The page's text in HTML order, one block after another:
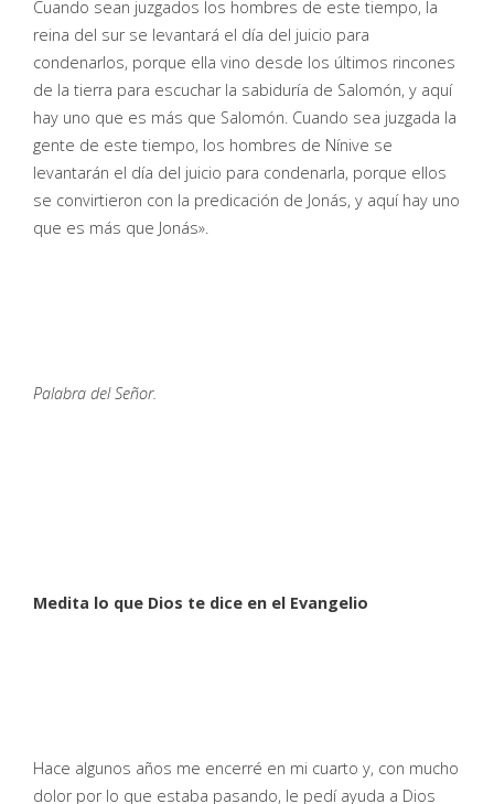
Cuando sean juzgados los hombres de este tiempo, la
reina del sur se levantará el día del juicio para
condenarlos, porque ella vino desde los últimos rincones
de la tierra para escuchar la sabiduría de Salomón, y aquí
hay uno que es más que Salomón. Cuando sea juzgada la
gente de este tiempo, los hombres de Nínive se
levantarán el día del juicio para condenarla, porque ellos
se convirtieron con la predicación de Jonás, y aquí hay uno
que es más que Jonás».
Palabra del Señor.
Medita lo que Dios te dice en el Evangelio
Hace algunos años me encerré en mi cuarto y, con mucho
dolor por lo que estaba pasando, le pedí ayuda a Dios